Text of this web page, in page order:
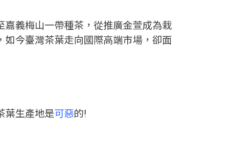
義梅山一帶種茶，從推廣金萱成為栽
今臺灣茶葉走向國際高端市場，卻面
葉生產地是可惡的!